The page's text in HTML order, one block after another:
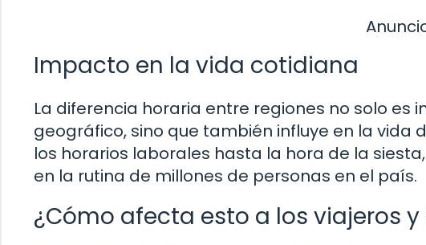
Impacto en la vida cotidiana
La diferencia horaria entre regiones no solo es
geográfico, sino que también influye en la vida
los horarios laborales hasta la hora de la
en la rutina de millones de personas en el país.
¿Cómo afecta esto a los viajeros